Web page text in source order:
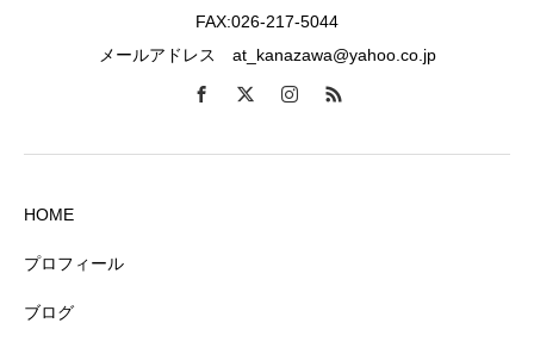
FAX:026-217-5044
メールアドレス at_kanazawa@yahoo.co.jp
HOME
プロフィール
ブログ